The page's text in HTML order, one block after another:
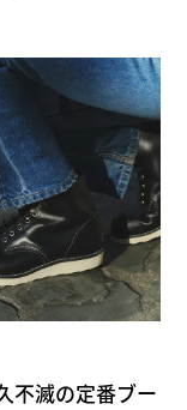
不滅の定番ブー